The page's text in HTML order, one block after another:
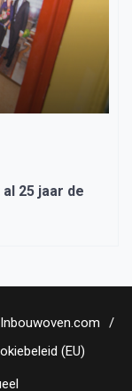
25 jaar de
Inbouwoven.com
(EU)